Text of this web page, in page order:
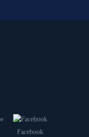
Facebook